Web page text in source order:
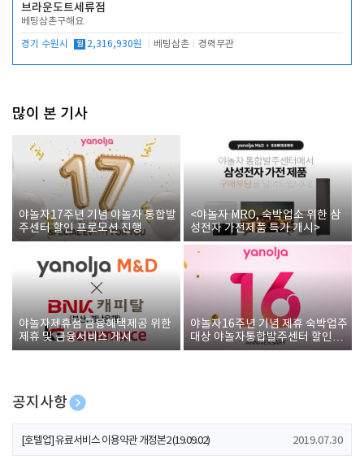
브라운도트세류점
베팅삼촌구해요
경기 수원시 월 2,316,930원 베팅삼촌 경력무관
많이 본 기사
야놀자17주년 기념 야놀자 통합발
주센터 할인 프로모션 진행
<야놀자 MRO, 숙박업소 위한 삼
성전자 가전제품 특가 개시>
야놀자제휴점 금융혜택제공 위한
제휴 및 금융서비스 게시
야놀자16주년 기념 제휴 숙박업주
대상 야놀자통합발주센터 할인쿠
폰 증정
공지사항
[호텔업] 개인정보 처리방침 개정본1 (19.09.02)
[호텔업] 유료서비스 이용약관 개정본2 (19.09.02) 2019.07.30